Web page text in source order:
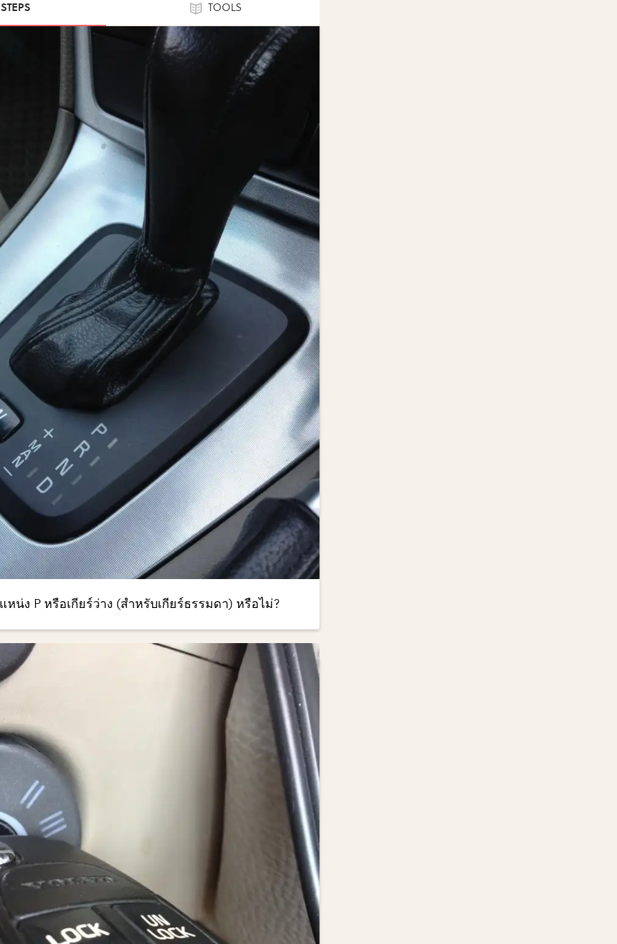
TOOLS
หน่ง P หรือเกียร์ว่าง (สำหรับเกียร์ธรรมดา) หรือไม่?